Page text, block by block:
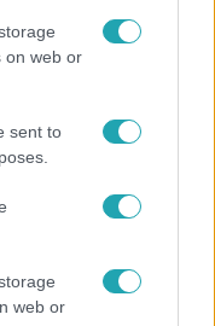
on web or
sent to
web or
a Fókusznak Yuval